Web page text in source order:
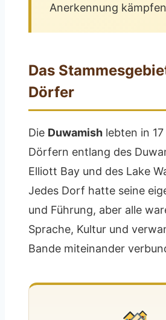
Anerkennung
Das
Dörfer
Die Duwamish lebten in
Dörfern entlang des
Elliott Bay und des Lake
Jedes Dorf hatte seine
und Führung, aber alle
Sprache, Kultur und
Bande miteinander